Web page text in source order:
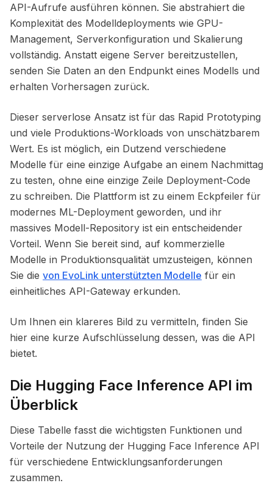
API-Aufrufe ausführen können. Sie abstrahiert die
Komplexität des Modelldeployments wie GPU-
Management, Serverkonfiguration und Skalierung
vollständig. Anstatt eigene Server bereitzustellen,
senden Sie Daten an den Endpunkt eines Modells und
erhalten Vorhersagen zurück.
Dieser serverlose Ansatz ist für das Rapid Prototyping
und viele Produktions-Workloads von unschätzbarem
Wert. Es ist möglich, ein Dutzend verschiedene
Modelle für eine einzige Aufgabe an einem Nachmittag
zu testen, ohne eine einzige Zeile Deployment-Code
zu schreiben. Die Plattform ist zu einem Eckpfeiler für
modernes ML-Deployment geworden, und ihr
massives Modell-Repository ist ein entscheidender
Vorteil. Wenn Sie bereit sind, auf kommerzielle
Modelle in Produktionsqualität umzusteigen, können
Sie die von EvoLink unterstützten Modelle für ein
einheitliches API-Gateway erkunden.
Um Ihnen ein klareres Bild zu vermitteln, finden Sie
hier eine kurze Aufschlüsselung dessen, was die API
bietet.
Die Hugging Face Inference API im
Überblick
Diese Tabelle fasst die wichtigsten Funktionen und
Vorteile der Nutzung der Hugging Face Inference API
für verschiedene Entwicklungsanforderungen
zusammen.